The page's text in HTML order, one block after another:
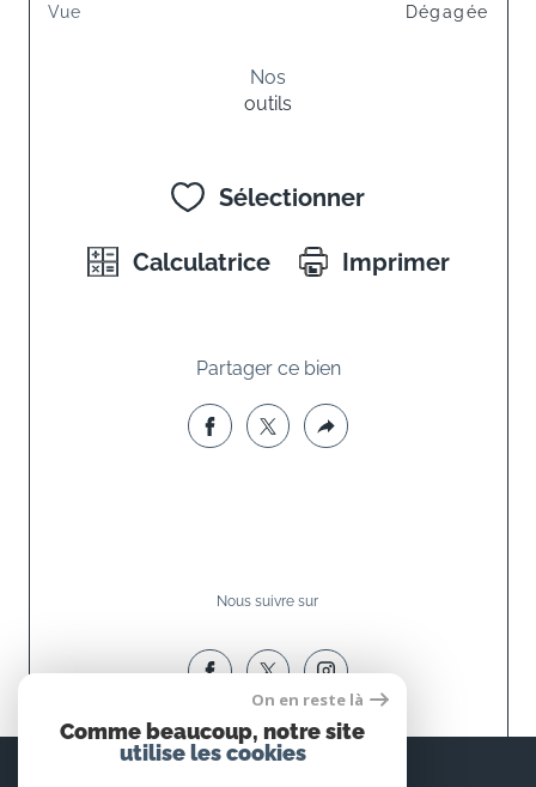
Vue Dégagée
Nos
outils
Sélectionner
Calculatrice Imprimer
Partager ce bien
Nous suivre sur
Espace
On en reste là
Comme beaucoup, notre site
utilise les cookies